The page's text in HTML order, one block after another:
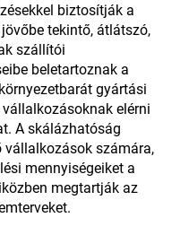
biztosítják a
tekintő, átlátszó,
szállítói
beletartoznak a
gyártási
elérni
A skálázhatóság
vállalkozások számára,
mennyiségeiket a
megtartják az